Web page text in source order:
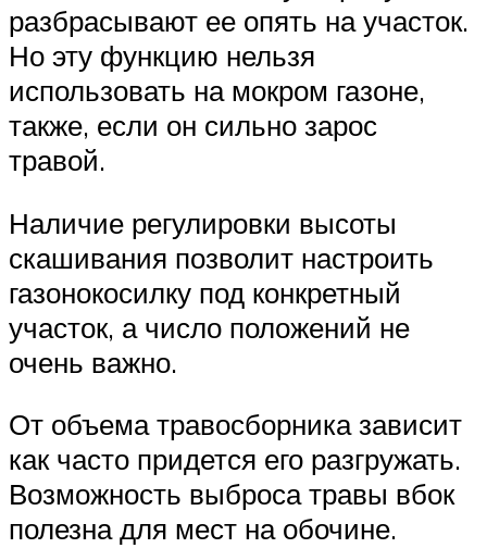
разбрасывают ее опять на участок.
Но эту функцию нельзя
использовать на мокром газоне,
также, если он сильно зарос
травой.
Наличие регулировки высоты
скашивания позволит настроить
газонокосилку под конкретный
участок, а число положений не
очень важно.
От объема травосборника зависит
как часто придется его разгружать.
Возможность выброса травы вбок
полезна для мест на обочине.